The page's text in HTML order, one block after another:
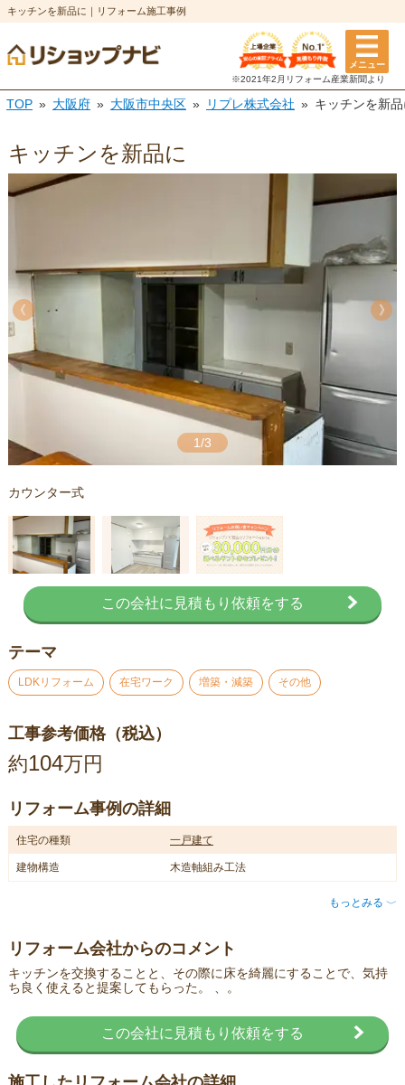
キッチンを新品に｜リフォーム施工事例
メニュー
※2021年2月リフォーム産業新聞より
TOP 大阪府 大阪市中央区 リプレ株式会社 キッチンを新
キッチンを新品に
1/3
《
《
カウンター式
この会社に見積もり依頼をする
テーマ
LDKリフォーム 在宅ワーク 増築・減築 その他
工事参考価格（税込）
約104万円
リフォーム事例の詳細
住宅の種類 一戸建て
建物構造 木造軸組み工法
もっとみる 〈
リフォーム会社からのコメント
キッチンを交換することと、その際に床を綺麗にすることで、気持
ち良く使えると提案してもらった。 、。
この会社に見積もり依頼をする